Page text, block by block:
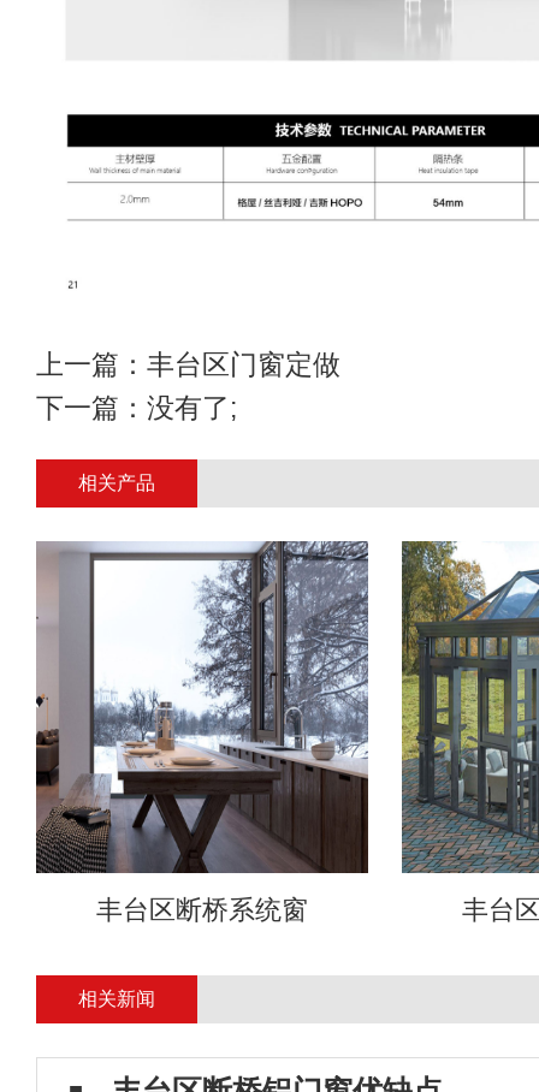
上一篇： 丰台区门窗定做
下一篇：没有了;
相关产品
丰台区断桥系统窗 丰台
相关新闻